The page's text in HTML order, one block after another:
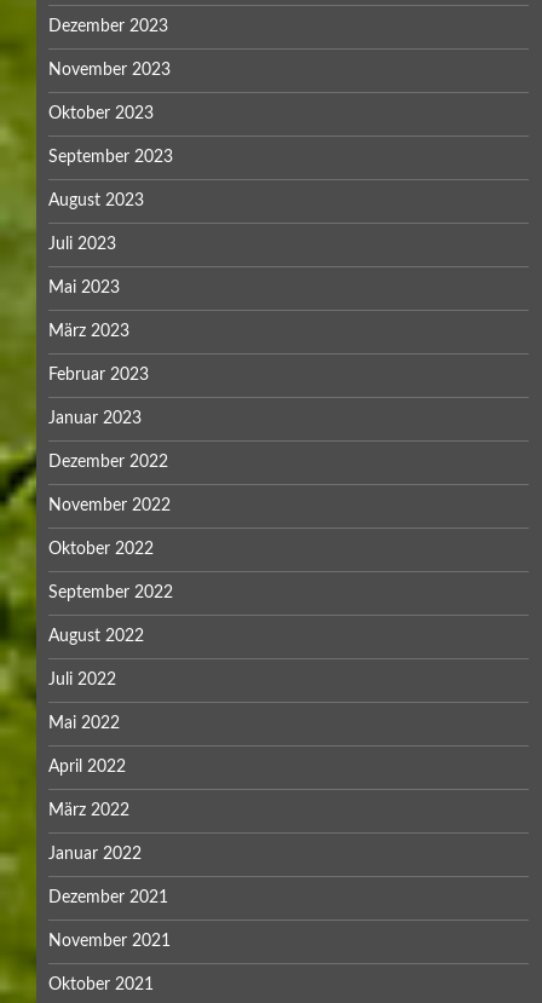
Dezember 2023
November 2023
Oktober 2023
September 2023
August 2023
Juli 2023
Mai 2023
März 2023
Februar 2023
Januar 2023
Dezember 2022
November 2022
Oktober 2022
September 2022
August 2022
Juli 2022
Mai 2022
April 2022
März 2022
Januar 2022
Dezember 2021
November 2021
Oktober 2021